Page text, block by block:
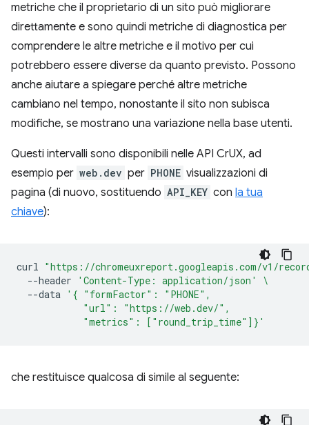
metriche che il proprietario di un sito può migliorare
direttamente e sono quindi metriche di diagnostica per
comprendere le altre metriche e il motivo per cui
potrebbero essere diverse da quanto previsto. Possono
anche aiutare a spiegare perché altre metriche
cambiano nel tempo, nonostante il sito non subisca
modifiche, se mostrano una variazione nella base utenti.
Questi intervalli sono disponibili nelle API CrUX, ad
esempio per web.dev per PHONE visualizzazioni di
pagina (di nuovo, sostituendo API_KEY con la tua
chiave):
curl "https://chromeuxreport.googleapis.com/v1/
--header
'Content-Type: application/json'
\
--data '{ "formFactor": "PHONE",
            "url": "https://web.dev/",
            "metrics": ["round_trip_time"]}'
che restituisce qualcosa di simile al seguente: